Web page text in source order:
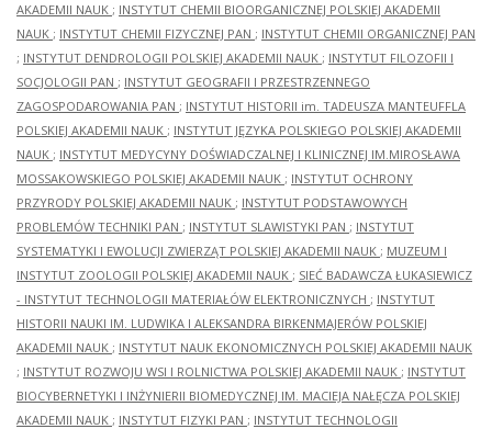
AKADEMII NAUK ; INSTYTUT CHEMII BIOORGANICZNEJ POLSKIEJ AKADEMII
NAUK ; INSTYTUT CHEMII FIZYCZNEJ PAN ; INSTYTUT CHEMII ORGANICZNEJ PAN
; INSTYTUT DENDROLOGII POLSKIEJ AKADEMII NAUK ; INSTYTUT FILOZOFII I
SOCJOLOGII PAN ; INSTYTUT GEOGRAFII I PRZESTRZENNEGO
ZAGOSPODAROWANIA PAN ; INSTYTUT HISTORII im. TADEUSZA MANTEUFFLA
POLSKIEJ AKADEMII NAUK ; INSTYTUT JĘZYKA POLSKIEGO POLSKIEJ AKADEMII
NAUK ; INSTYTUT MEDYCYNY DOŚWIADCZALNEJ I KLINICZNEJ IM.MIROSŁAWA
MOSSAKOWSKIEGO POLSKIEJ AKADEMII NAUK ; INSTYTUT OCHRONY
PRZYRODY POLSKIEJ AKADEMII NAUK ; INSTYTUT PODSTAWOWYCH
PROBLEMÓW TECHNIKI PAN ; INSTYTUT SLAWISTYKI PAN ; INSTYTUT
SYSTEMATYKI I EWOLUCJI ZWIERZĄT POLSKIEJ AKADEMII NAUK ; MUZEUM I
INSTYTUT ZOOLOGII POLSKIEJ AKADEMII NAUK ; SIEĆ BADAWCZA ŁUKASIEWICZ
- INSTYTUT TECHNOLOGII MATERIAŁÓW ELEKTRONICZNYCH ; INSTYTUT
HISTORII NAUKI IM. LUDWIKA I ALEKSANDRA BIRKENMAJERÓW POLSKIEJ
AKADEMII NAUK ; INSTYTUT NAUK EKONOMICZNYCH POLSKIEJ AKADEMII NAUK
; INSTYTUT ROZWOJU WSI I ROLNICTWA POLSKIEJ AKADEMII NAUK ; INSTYTUT
BIOCYBERNETYKI I INŻYNIERII BIOMEDYCZNEJ IM. MACIEJA NAŁĘCZA POLSKIEJ
AKADEMII NAUK ; INSTYTUT FIZYKI PAN ; INSTYTUT TECHNOLOGII